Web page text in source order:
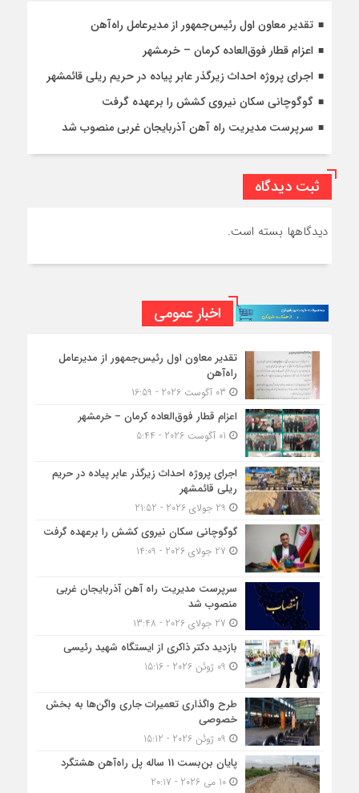
تقدیر معاون اول رئیس‌جمهور از مدیرعامل راه‌آهن
اعزام قطار فوق‌العاده کرمان – خرمشهر
اجرای پروژه احداث زیرگذر عابر پیاده در حریم ریلی قائمشهر
گوگوچانی سکان نیروی کشش را برعهده گرفت
سرپرست مدیریت راه آهن آذربایجان غربی منصوب شد
ثبت دیدگاه
دیدگاهها بسته است.
اخبار عمومی
تقدیر معاون اول رئیس‌جمهور از مدیرعامل
راه‌آهن
اعزام قطار فوق‌العاده کرمان – خرمشهر
اجرای پروژه احداث زیرگذر عابر پیاده در حریم
ریلی قائمشهر
گوگوچانی سکان نیروی کشش را برعهده گرفت
سرپرست مدیریت راه آهن آذربایجان غربی
منصوب شد
بازدید دکتر ذاکری از ایستگاه شهید رئیسی
طرح واگذاری تعمیرات جاری واگن‌ها به بخش
خصوصی
پایان بن‌بست 11 ساله پل راه‌آهن هشتگرد
10 می 2026 - 20:17